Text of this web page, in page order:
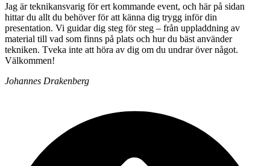
Jag är teknikansvarig för ert kommande event, och här på sidan
hittar du allt du behöver för att känna dig trygg inför din
presentation. Vi guidar dig steg för steg – från uppladdning av
material till vad som finns på plats och hur du bäst använder
tekniken. Tveka inte att höra av dig om du undrar över något.
Välkommen!
Johannes Drakenberg